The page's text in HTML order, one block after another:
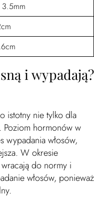
i wypadają?
istotny nie tylko dla
Poziom hormonów w
włosów,
W okresie
do normy i
włosów, ponieważ